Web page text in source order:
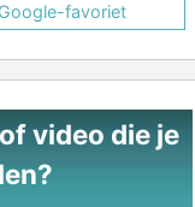
favoriet
video die je